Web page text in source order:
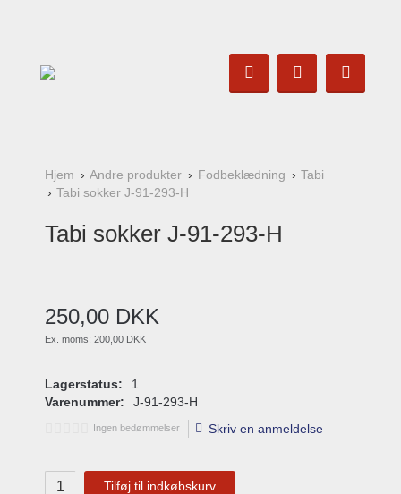
Hjem Andre produkter Fodbeklædning
Tabi
Tabi sokker J-91-293-H
Tabi sokker J-91-293-H
250,00 DKK
Ex. moms: 200,00 DKK
Lagerstatus:
1
Varenummer:
J-91-293-H
Ingen bedømmelser Skriv en anmeldelse
Tilføj til indkøbskurv